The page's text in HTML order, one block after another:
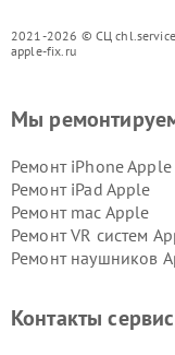
2021-2026 © СЦ
apple-fix.ru
Мы
Ремонт iPhone Apple
Ремонт iPad Apple
Ремонт mac Apple
Ремонт VR систем
Ремонт наушников
Контакты